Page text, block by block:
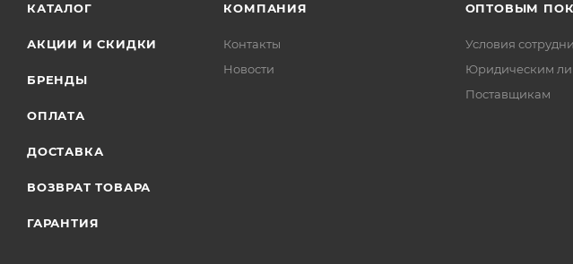
КАТАЛОГ
АКЦИИ И СКИДКИ
БРЕНДЫ
ОПЛАТА
ДОСТАВКА
ВОЗВРАТ ТОВАРА
ГАРАНТИЯ
КОМПАНИЯ
Контакты
Новости
ОПТОВЫМ
Условия
Юридическим
Поставщикам